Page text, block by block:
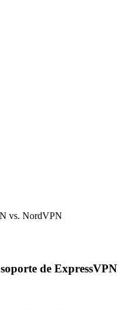
vs. NordVPN
de ExpressVPN